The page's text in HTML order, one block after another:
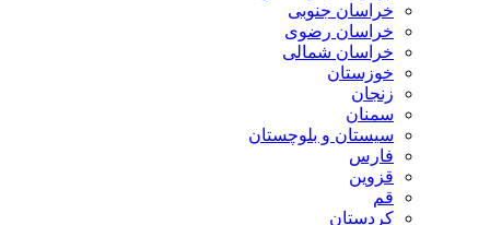
خراسان جنوبی
خراسان رضوی
خراسان شمالی
خوزستان
زنجان
سمنان
سیستان و بلوچستان
فارس
قزوین
قم
کردستان